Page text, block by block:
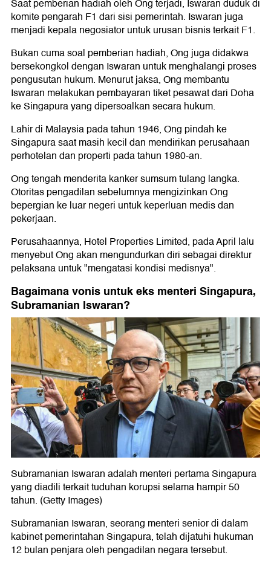
Saat pemberian hadiah oleh Ong terjadi, Iswaran duduk di
komite pengarah F1 dari sisi pemerintah. Iswaran juga
menjadi kepala negosiator untuk urusan bisnis terkait F1.
Bukan cuma soal pemberian hadiah, Ong juga didakwa
bersekongkol dengan Iswaran untuk menghalangi proses
pengusutan hukum. Menurut jaksa, Ong membantu
Iswaran melakukan pembayaran tiket pesawat dari Doha
ke Singapura yang dipersoalkan secara hukum.
Lahir di Malaysia pada tahun 1946, Ong pindah ke
Singapura saat masih kecil dan mendirikan perusahaan
perhotelan dan properti pada tahun 1980-an.
Ong tengah menderita kanker sumsum tulang langka.
Otoritas pengadilan sebelumnya mengizinkan Ong
bepergian ke luar negeri untuk keperluan medis dan
pekerjaan.
Perusahaannya, Hotel Properties Limited, pada April lalu
menyebut Ong akan mengundurkan diri sebagai direktur
pelaksana untuk "mengatasi kondisi medisnya".
Bagaimana vonis untuk eks menteri Singapura,
Subramanian Iswaran?
Subramanian Iswaran adalah menteri pertama Singapura
yang diadili terkait tuduhan korupsi selama hampir 50
tahun. (Getty Images)
Subramanian Iswaran, seorang menteri senior di dalam
kabinet pemerintahan Singapura, telah dijatuhi hukuman
12 bulan penjara oleh pengadilan negara tersebut.